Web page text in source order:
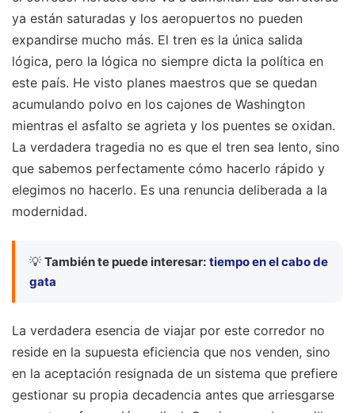
ya están saturadas y los aeropuertos no pueden
expandirse mucho más. El tren es la única salida
lógica, pero la lógica no siempre dicta la política en
este país. He visto planes maestros que se quedan
acumulando polvo en los cajones de Washington
mientras el asfalto se agrieta y los puentes se oxidan.
La verdadera tragedia no es que el tren sea lento, sino
que sabemos perfectamente cómo hacerlo rápido y
elegimos no hacerlo. Es una renuncia deliberada a la
modernidad.
💡 También te puede interesar: tiempo en el cabo de
gata
La verdadera esencia de viajar por este corredor no
reside en la supuesta eficiencia que nos venden, sino
en la aceptación resignada de un sistema que prefiere
gestionar su propia decadencia antes que arriesgarse